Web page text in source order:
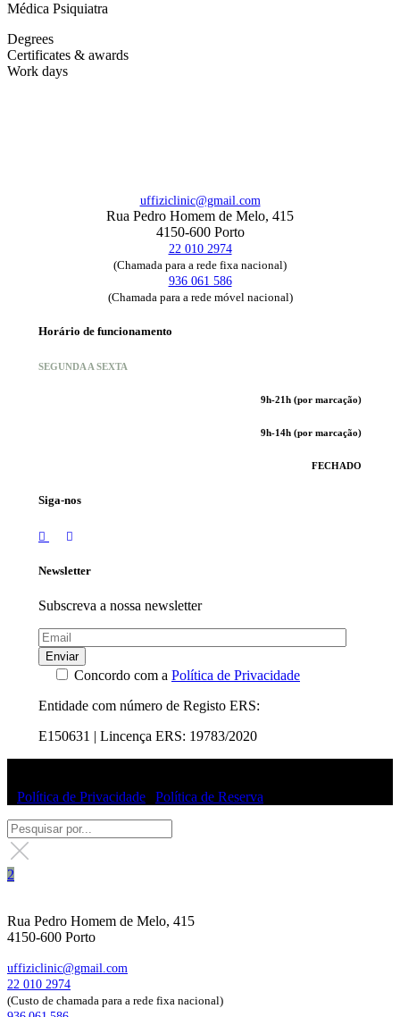
Médica Psiquiatra
Degrees
Certificates & awards
Work days
uffiziclinic@gmail.com
Rua Pedro Homem de Melo, 415
4150-600 Porto
22 010 2974
(Chamada para a rede fixa nacional)
936 061 586
(Chamada para a rede móvel nacional)
Horário de funcionamento
SEGUNDA A SEXTA
9h-21h (por marcação)
9h-14h (por marcação)
FECHADO
Siga-nos
Newsletter
Subscreva a nossa newsletter
Enviar
Concordo com a Política de Privacidade
Entidade com número de Registo ERS:
E150631 | Lincença ERS: 19783/2020
Política de Privacidade Política de Reserva
Rua Pedro Homem de Melo, 415
4150-600 Porto
uffiziclinic@gmail.com
22 010 2974
(Custo de chamada para a rede fixa nacional)